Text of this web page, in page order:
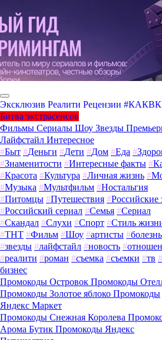
Эксклюзив Реалити Рецензии
Битва экстрасенсов
Фильмы Сериалы Шоу Звезды
Лайфстайл Интересное
#Быт #Деньги #Дети #Дом #Еда #
#Знаменитости #Интересные факты #
#Красота #Культура #Личная жизнь #
#Музыка #Мультфильм #Ностальгия
#Питомцы #Путешествия #Российские
#Российский сериал #Семья #Сериал
#Скандал #Слухи #Спорт #Стиль
#ТНТ #Фильм #Шоу #артисты #болезнь
#звезды #лайфстайл #новость #
#реалити #роман #съемка #съемки #тв #
бизнес
Промокоды Островок Промокоды
Промокоды Золотое яблоко Промокоды
Яндекс Маркет
Промокоды Снежная Королева
Арома Бутик Промокоды Яндекс